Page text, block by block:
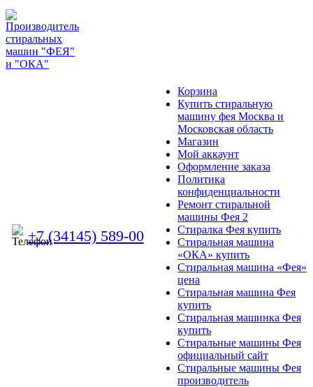
+7 (34145) 589-00
Корзина
Купить стиральную
машину фея Москва и
Московская область
Магазин
Мой аккаунт
Оформление заказа
Политика
конфиденциальности
Ремонт стиральной
машины Фея 2
Стиралка Фея купить
Стиральная машина
«ОКА» купить
Стиральная машина «Фея»
цена
Стиральная машина Фея
купить
Стиральная машинка Фея
купить
Стиральные машины Фея
официальный сайт
Стиральные машины Фея
производитель